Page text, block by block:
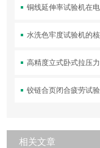
铜线延伸率试验机在
水洗色牢度试验机的
高精度立式卧式拉压
铰链合页闭合疲劳试
相关文章